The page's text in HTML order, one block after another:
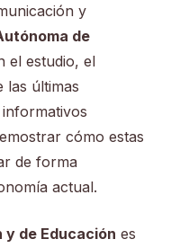
y
de
el estudio, el
las últimas
cómo estas
de forma
actual.
y de Educación es